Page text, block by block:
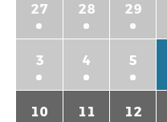
27 28 29
3 4 5
10 11 12